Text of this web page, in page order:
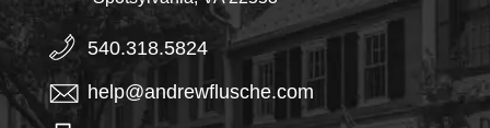
540.318.5824
help@andrewflusche.com